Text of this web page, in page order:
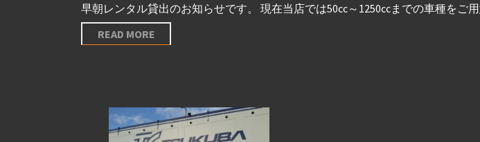
早朝レンタル貸出のお知らせです。 現在当店では50cc～1250ccまでの車種をご
READ MORE